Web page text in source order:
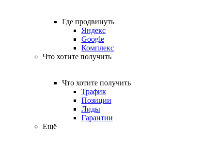
Где продвинуть
Яндекс
Google
Комплекс
Что хотите получить
Что хотите получить
Трафик
Позиции
Лиды
Гарантии
Ещё